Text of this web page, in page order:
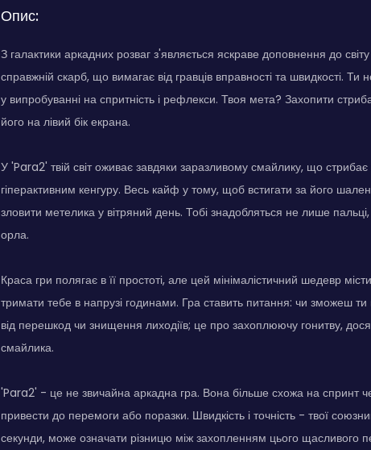
Опис:
З галактики аркадних розваг з'являється яскраве доповнення до
справжній скарб, що вимагає від гравців вправності та швидкості.
у випробуванні на спритність і рефлекси. Твоя мета? Захопити
його на лівий бік екрана.
У 'Para2' твій світ оживає завдяки заразливому смайлику, що
гіперактивним кенгуру. Весь кайф у тому, щоб встигати за його
зловити метелика у вітряний день. Тобі знадобляться не лише пальці,
орла.
Краса гри полягає в її простоті, але цей мінімалістичний шедевр
тримати тебе в напрузі годинами. Гра ставить питання: чи зможеш
від перешкод чи знищення лиходіїв; це про захоплюючу гонитву,
смайлика.
'Para2' - це не звичайна аркадна гра. Вона більше схожа на спринт
привести до перемоги або поразки. Швидкість і точність - твої
секунди, може означати різницю між захопленням цього щасливого